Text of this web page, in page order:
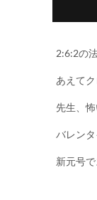
2:6:2の
あえて
先生、
バレン
新元号